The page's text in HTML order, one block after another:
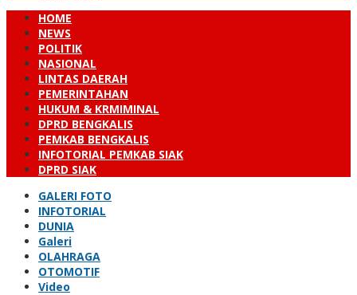
HOME
NEWS
POLITIK
NASIONAL
LINTAS DAERAH
PEMERINTAHAN
HUKUM & KRMIMINAL
DPRD BENGKALIS
PEMKAB BENGKALIS
INFOTORIAL PEMKAB SIAK
DPRD SIAK
GALERI FOTO
INFOTORIAL
DUNIA
Galeri
OLAHRAGA
OTOMOTIF
Video